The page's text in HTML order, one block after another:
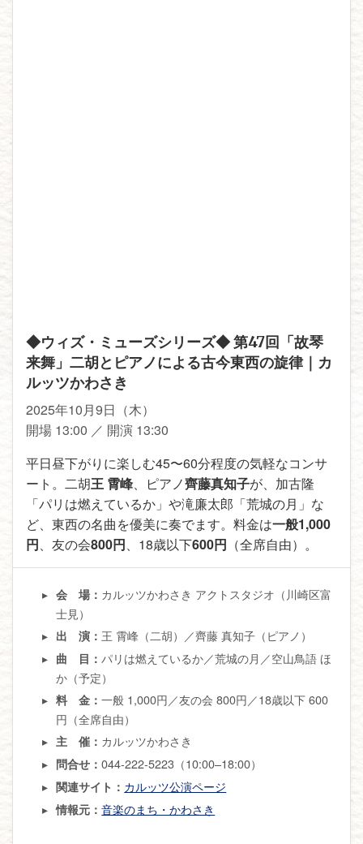
◆ウィズ・ミューズシリーズ◆ 第47回「故琴
来舞」二胡とピアノによる古今東西の旋律｜カ
ルッツかわさき
2025年10月9日（木）
開場 13:00 ／ 開演 13:30
平日昼下がりに楽しむ45〜60分程度の気軽なコンサ
ート。二胡王 霄峰、ピアノ齊藤真知子が、加古隆
「パリは燃えているか」や滝廉太郎「荒城の月」な
ど、東西の名曲を優美に奏でます。料金は一般1,000
円、友の会800円、18歳以下600円 （全席自由）。
会 場： カルッツかわさき アクトスタジオ（川崎区富
士見）
出 演： 王 霄峰（二胡）／齊藤 真知子（ピアノ）
曲 目：パリは燃えているか／荒城の月／空山鳥語 ほ
か（予定）
料 金：一般 1,000円／友の会 800円／18歳以下 600
円（全席自由）
主 催： カルッツかわさき
問合せ：044-222-5223（10:00–18:00）
関連サイト： カルッツ公演ページ
情報元：音楽のまち・かわさき